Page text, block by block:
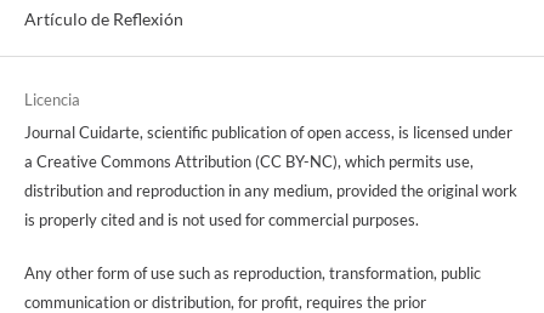
Artículo de Reflexión
Licencia
Journal Cuidarte, scientific publication of open access, is licensed under
a Creative Commons Attribution (CC BY-NC), which permits use,
distribution and reproduction in any medium, provided the original work
is properly cited and is not used for commercial purposes.
Any other form of use such as reproduction, transformation, public
communication or distribution, for profit, requires the prior